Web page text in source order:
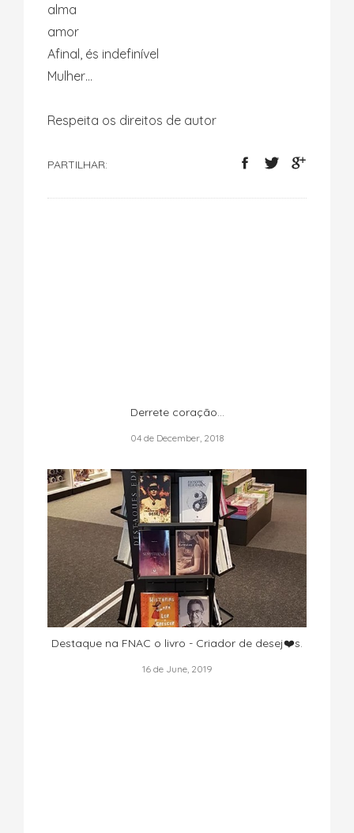
alma
amor
Afinal, és indefinível
Mulher…
Respeita os direitos de autor
PARTILHAR:
Derrete coração...
04 de December, 2018
Destaque na FNAC o livro - Criador de desej❤️s.
16 de June, 2019